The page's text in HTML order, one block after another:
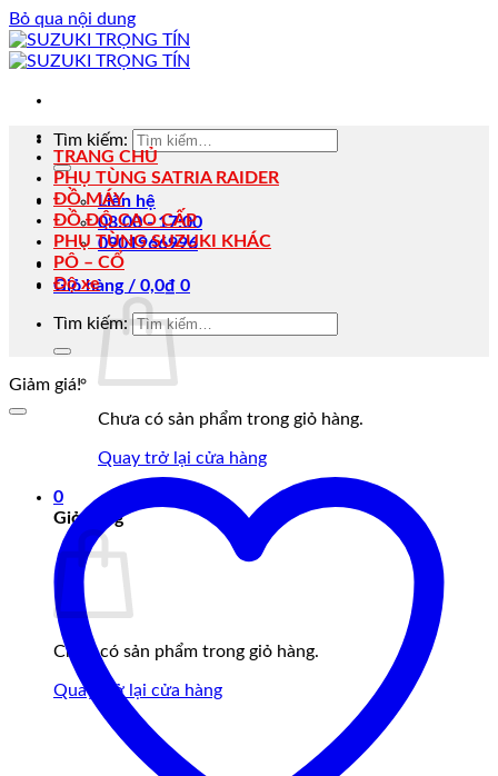
Bỏ qua nội dung
Tìm kiếm:
Liên hệ
08:00 - 17:00
0901966996
Giỏ hàng / 0,0₫ 0
Chưa có sản phẩm trong giỏ hàng.
Quay trở lại cửa hàng
0
Giỏ hàng
Chưa có sản phẩm trong giỏ hàng.
Quay trở lại cửa hàng
TRANG CHỦ
PHỤ TÙNG SATRIA RAIDER
ĐỒ MÁY
ĐỒ ĐỘ CAO CẤP
PHỤ TÙNG SUZUKI KHÁC
PÔ – CỔ
Độ xe
Tìm kiếm:
Giảm giá!